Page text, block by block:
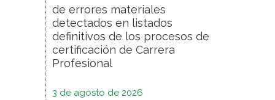
de errores materiales
detectados en listados
definitivos de los procesos de
certificación de Carrera
Profesional
3 de agosto de 2026